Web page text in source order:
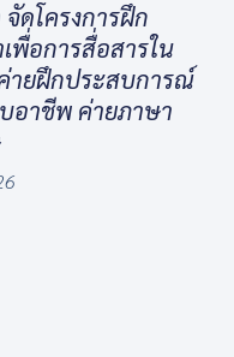
ดโครงการฝึก
พื่อการสื่อสารใน
ายฝึกประสบการณ์
อาชีพ ค่ายภาษา